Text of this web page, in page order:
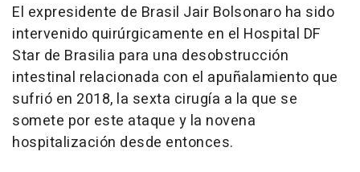
El expresidente de Brasil Jair Bolsonaro ha sido
intervenido quirúrgicamente en el Hospital DF
Star de Brasilia para una desobstrucción
intestinal relacionada con el apuñalamiento que
sufrió en 2018, la sexta cirugía a la que se
somete por este ataque y la novena
hospitalización desde entonces.